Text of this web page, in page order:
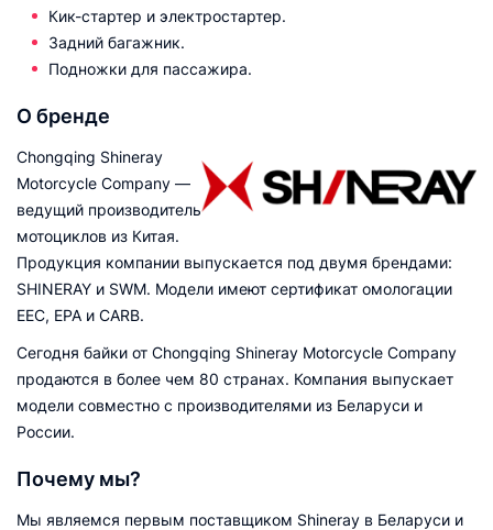
Кик-стартер и электростартер.
Задний багажник.
Подножки для пассажира.
О бренде
Chongqing Shineray
Motorcycle Company —
ведущий производитель
мотоциклов из Китая.
Продукция компании выпускается под двумя брендами:
SHINERAY и SWM. Модели имеют сертификат омологации
EEC, EPA и CARB.
Сегодня байки от Chongqing Shineray Motorcycle Company
продаются в более чем 80 странах. Компания выпускает
модели совместно с производителями из Беларуси и
России.
Почему мы?
Мы являемся первым поставщиком Shineray в Беларуси и